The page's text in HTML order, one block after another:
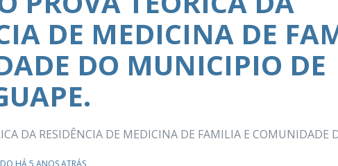
Mamanguape
–
DE MEDICINA DE
DO MUNICIPIO DE
DA RESIDÊNCIA DE MEDICINA DE FAMILIA E COMUNIDADE
HÁ 5 ANOS ATRÁS